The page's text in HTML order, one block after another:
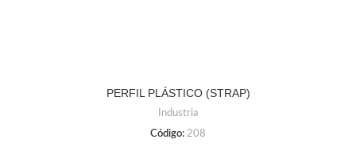
PERFIL PLÁSTICO (STRAP)
Industria
Código: 208